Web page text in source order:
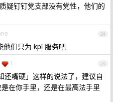
疑钉钉党支部没有党性，他们的
24
他们只为 kpi 服务吧
25
1
还嘴硬」这样的说法了，建议自
在你手里，还是在最高法手里